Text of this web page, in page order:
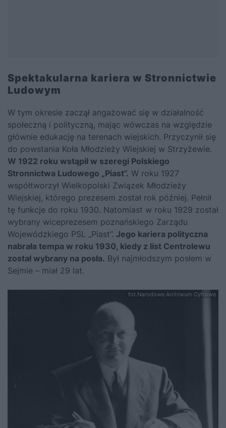
Spektakularna kariera w Stronnictwie
Ludowym
W tym okresie zaczął angażować się w działalność
społeczną i polityczną, mając wówczas na względzie
głównie edukację na terenach wiejskich. Przyczynił się
do powstania Koła Młodzieży Wiejskiej w Strzyżewie.
W 1922 roku wstąpił w szeregi Polskiego
Stronnictwa Ludowego „Piast”. W roku 1927
współtworzył Wielkopolski Związek Młodzieży
Wiejskiej, którego prezesem został rok później. Pełnił
tę funkcje do roku 1930. Natomiast w roku 1929 został
wybrany wiceprezesem poznańskiego Zarządu
Wojewódzkiego PSL „Piast”. Jego kariera polityczna
nabrała tempa w roku 1930, kiedy z list Centrolewu
został wybrany na posła. Był najmłodszym posłem w
Sejmie – miał 29 lat.
fot.Narodowe Archiwum Cyfrowe